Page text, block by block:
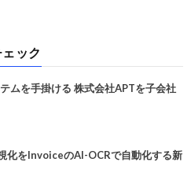
ック
ムを手掛ける 株式会社APTを子会社
化をInvoiceのAI-OCRで自動化する新